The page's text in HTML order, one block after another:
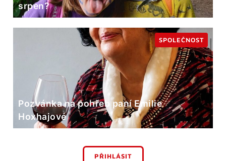
srpen?
Pozvánka na pohřeb paní Emilie
Hoxhajové
SPOLEČNOST
PŘIHLÁSIT